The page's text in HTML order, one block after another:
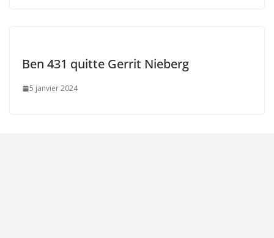
Ben 431 quitte Gerrit Nieberg
5 janvier 2024